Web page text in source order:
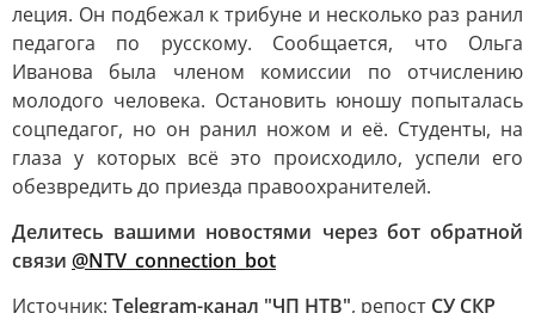
леция. Он подбежал к трибуне и несколько раз ранил
педагога по русскому. Сообщается, что Ольга
Иванова была членом комиссии по отчислению
молодого человека. Остановить юношу попыталась
соцпедагог, но он ранил ножом и её. Студенты, на
глаза у которых всё это происходило, успели его
обезвредить до приезда правоохранителей.
Делитесь вашими новостями через бот обратной
связи @NTV_connection_bot
Источник: Telegram-канал "ЧП НТВ", репост СУ СКР